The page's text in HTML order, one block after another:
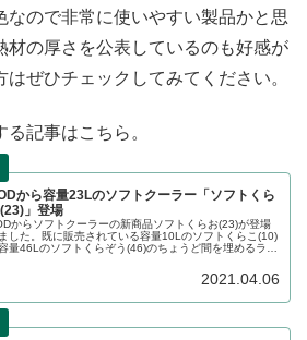
なので非常に使いやすい製品かと思
材の厚さを公表しているのも好感が
ぜひチェックしてみてください。
記事はこちら。
から容量23Lのソフトクーラー「ソフトくら
」登場
からソフトクーラーの新商品ソフトくらお(23)が登場
した。既に販売されている容量10Lのソフトくらこ(10)
量46Lのソフトくらぞう(46)のちょうど間を埋めるライ
2021.04.06